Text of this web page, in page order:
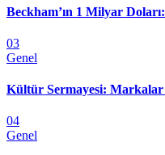
Beckham’ın 1 Milyar
03
Genel
Kültür Sermayesi: Markalar
04
Genel